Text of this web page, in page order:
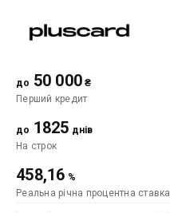
до 50 000 ₴
Перший кредит
до 1825 днів
На строк
458,16 %
Реальна річна процентна ставка